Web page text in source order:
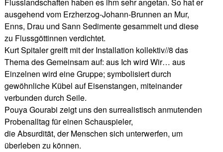
ausgehend vom Erzherzog-Johann-Brunnen an Mur,
Enns, Drau und Sann Sedimente gesammelt und diese
zu Flussgöttinnen verdichtet.
Kurt Spitaler greift mit der Installation kollektiv//8 das
Thema des Gemeinsam auf: aus Ich wird Wir… aus
Einzelnen wird eine Gruppe; symbolisiert durch
gewöhnliche Kübel auf Eisenstangen, miteinander
verbunden durch Seile.
Pouya Gourabi zeigt uns den surrealistisch anmutenden
Probenalltag für einen Schauspieler,
die Absurdität, der Menschen sich unterwerfen, um
überleben zu können.